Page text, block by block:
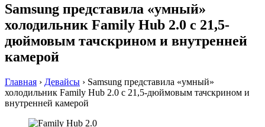
Samsung представила «умный»
холодильник Family Hub 2.0 с 21,5-
дюймовым тачскрином и внутренней
камерой
Главная › Девайсы › Samsung представила «умный»
холодильник Family Hub 2.0 с 21,5-дюймовым тачскрином и
внутренней камерой